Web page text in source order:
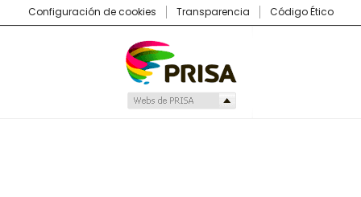
Configuración de cookies
Transparencia Código Ético